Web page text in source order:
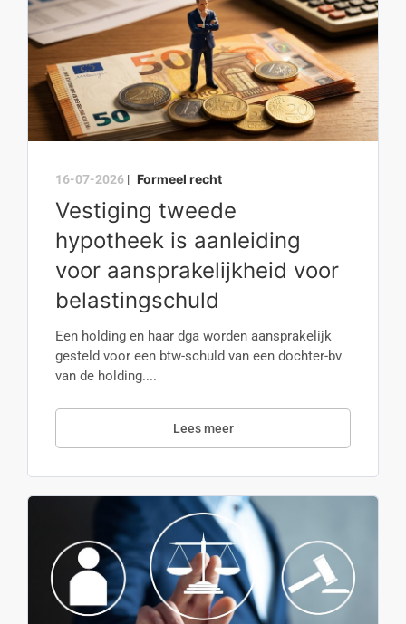
16-07-2026 | Formeel recht
Vestiging tweede
hypotheek is aanleiding
voor aansprakelijkheid voor
belastingschuld
Een holding en haar dga worden aansprakelijk
gesteld voor een btw-schuld van een dochter-bv
van de holding....
Lees meer